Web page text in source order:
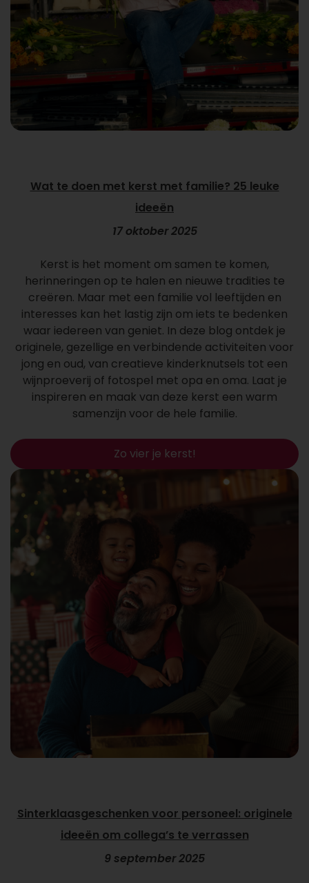
Wat te doen met kerst met familie? 25 leuke
ideeën
17 oktober 2025
Kerst is het moment om samen te komen,
herinneringen op te halen en nieuwe tradities te
creëren. Maar met een familie vol leeftijden en
interesses kan het lastig zijn om iets te bedenken
waar iedereen van geniet. In deze blog ontdek je
originele, gezellige en verbindende activiteiten voor
jong en oud, van creatieve kinderknutsels tot een
wijnproeverij of fotospel met opa en oma. Laat je
inspireren en maak van deze kerst een warm
samenzijn voor de hele familie.
Zo vier je kerst!
Sinterklaasgeschenken voor personeel: originele
ideeën om collega’s te verrassen
9 september 2025